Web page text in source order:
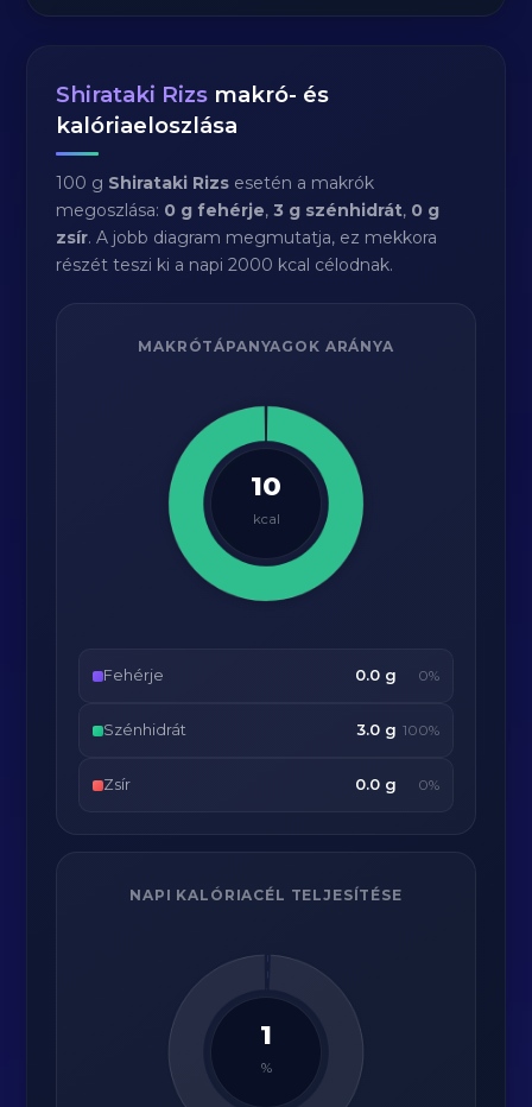
Shirataki Rizs makró- és
kalóriaeloszlása
100 g Shirataki Rizs esetén a makrók
megoszlása: 0 g fehérje,3 g szénhidrát, 0 g
zsír. A jobb diagram megmutatja, ez mekkora
részét teszi ki a napi 2000 kcal célodnak.
MAKRÓTÁPANYAGOK ARÁNYA
10
kcal
Fehérje 0.0 g 0%
Szénhidrát 3.0 g 100%
Zsír 0.0 g 0%
NAPI KALÓRIACÉL TELJESÍTÉSE
1
%